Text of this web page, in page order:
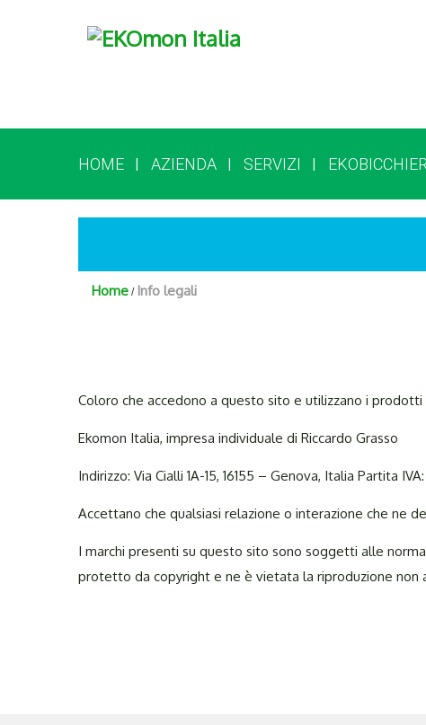
HOME AZIENDA SERVIZI
Home Info legali
Coloro che accedono a questo sito e utilizzano i
Ekomon Italia, impresa individuale di Riccardo Grasso
Indirizzo: Via Cialli 1A-15, 16155 – Genova, Italia Partita
Accettano che qualsiasi relazione o interazione che ne
I marchi presenti su questo sito sono soggetti alle
protetto da copyright e ne è vietata la riproduzione non